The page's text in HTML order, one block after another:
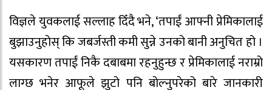
विज्ञले युवकलाई सल्लाह दिँदै भने, ‘तपाईं आफ्नी प्रेमिकालाई
बुझाउनुहोस् कि जबर्जस्ती कमी सुन्ने उनको बानी अनुचित हो ।
यसकारण तपाईं निकै दबाबमा रहनुहुन्छ र प्रेमिकालाई नराम्रो
लाग्छ भनेर आफूले झुटो पनि बोल्नुपरेको बारे जानकारी